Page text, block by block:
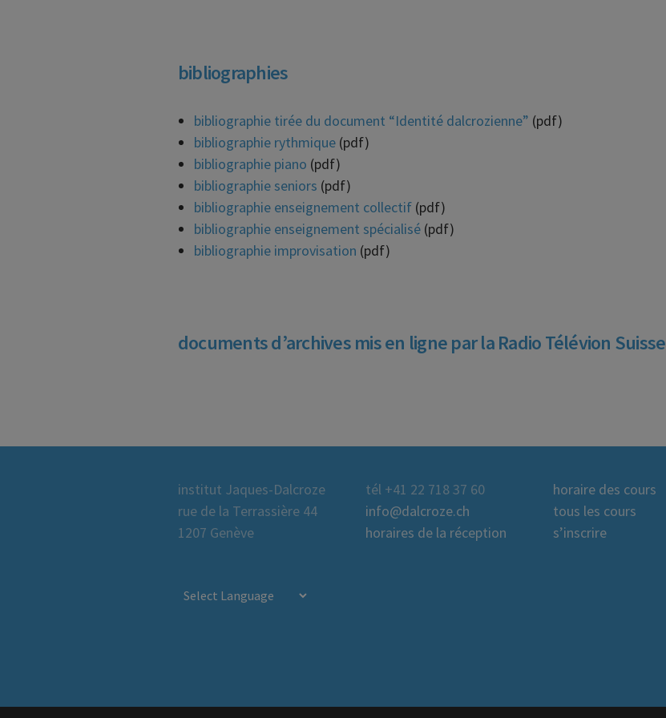
bibliographies
bibliographie tirée du document “Identité dalcrozienne” (pdf)
bibliographie rythmique(pdf)
bibliographie piano (pdf)
bibliographie seniors (pdf)
bibliographie enseignement collectif(pdf)
bibliographie enseignement spécialisé(pdf)
bibliographie improvisation (pdf)
documents d’archives mis en ligne par la Radio Télévion Suisse
institut Jaques-Dalcroze
rue de la Terrassière 44
1207 Genève
tél +41 22 718 37 60
info@dalcroze.ch
horaires de la réception
horaire des cours
tous les cours
s’inscrire